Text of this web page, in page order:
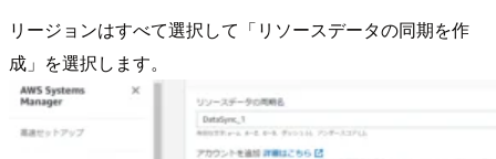
リージョンはすべて選択して「リソースデータの同期を作
成」を選択します。